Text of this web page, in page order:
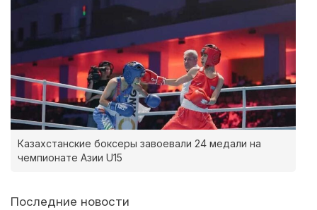
Казахстанские боксеры завоевали 24 медали на
чемпионате Азии U15
Последние новости